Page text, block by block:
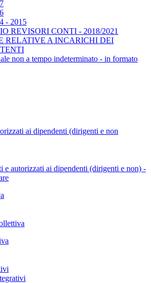
- 2015
REVISORI CONTI - 2018/2021
RELATIVE A INCARICHI DEI
non a tempo indeterminato - in formato
ai dipendenti (dirigenti e non
e autorizzati ai dipendenti (dirigenti e non) -